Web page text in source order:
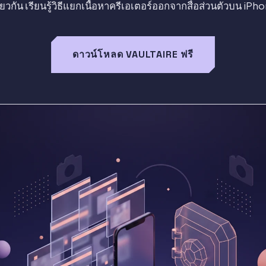
วกัน เรียนรู้วิธีแยกเนื้อหาครีเอเตอร์ออกจากสื่อส่วนตัวบน
ดาวน์โหลด VAULTAIRE ฟรี